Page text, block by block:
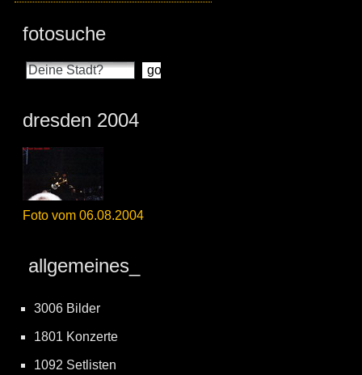
fotosuche
dresden 2004
Foto vom 06.08.2004
allgemeines_
3006 Bilder
1801 Konzerte
1092 Setlisten